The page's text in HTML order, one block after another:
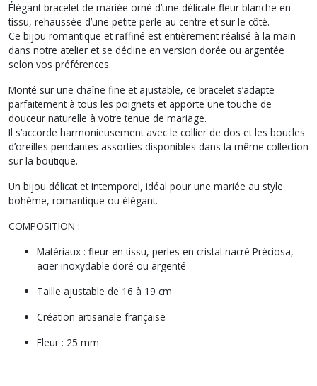
Élégant bracelet de mariée orné d’une délicate fleur blanche en
tissu, rehaussée d’une petite perle au centre et sur le côté.
Ce bijou romantique et raffiné est entièrement réalisé à la main
dans notre atelier et se décline en version dorée ou argentée
selon vos préférences.
Monté sur une chaîne fine et ajustable, ce bracelet s’adapte
parfaitement à tous les poignets et apporte une touche de
douceur naturelle à votre tenue de mariage.
Il s’accorde harmonieusement avec le collier de dos et les boucles
d’oreilles pendantes assorties disponibles dans la même collection
sur la boutique.
Un bijou délicat et intemporel, idéal pour une mariée au style
bohème, romantique ou élégant.
COMPOSITION :
Matériaux : fleur en tissu, perles en cristal nacré Préciosa,
acier inoxydable doré ou argenté
Taille ajustable de 16 à 19 cm
Création artisanale française
Fleur : 25 mm